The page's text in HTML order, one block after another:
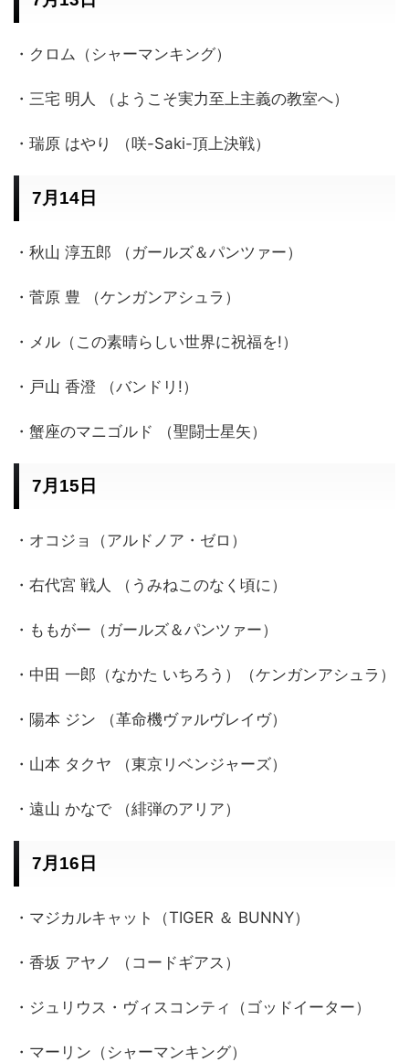
・クロム（シャーマンキング）
・三宅 明人 （ようこそ実力至上主義の教室へ）
・瑞原 はやり （咲-Saki-頂上決戦）
7月14日
・秋山 淳五郎 （ガールズ＆パンツァー）
・菅原 豊 （ケンガンアシュラ）
・メル（この素晴らしい世界に祝福を!）
・戸山 香澄 （バンドリ!）
・蟹座のマニゴルド （聖闘士星矢）
7月15日
・オコジョ（アルドノア・ゼロ）
・右代宮 戦人 （うみねこのなく頃に）
・ももがー（ガールズ＆パンツァー）
・中田 一郎（なかた いちろう）（ケンガンアシュラ）
・陽本 ジン （革命機ヴァルヴレイヴ）
・山本 タクヤ （東京リベンジャーズ）
・遠山 かなで （緋弾のアリア）
7月16日
・マジカルキャット（TIGER ＆ BUNNY）
・香坂 アヤノ （コードギアス）
・ジュリウス・ヴィスコンティ（ゴッドイーター）
・マーリン（シャーマンキング）